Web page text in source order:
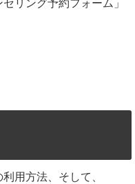
リング予約フォーム」
用方法、そして、